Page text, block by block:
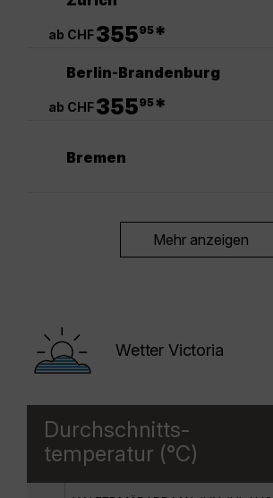
ab CHF35595*
Berlin-Brandenburg
ab CHF35595*
Bremen
Mehr anzeigen
Wetter Victoria
Durchschnitts-
temperatur (°C)